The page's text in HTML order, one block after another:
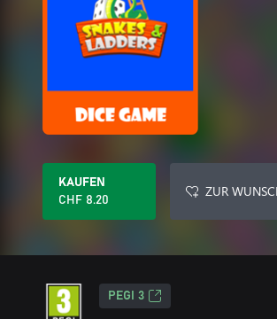
KAUFEN
CHF 8.20
ZUR
PEGI 3